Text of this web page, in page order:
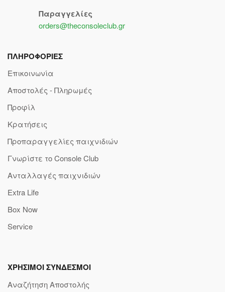
Παραγγελίες
orders@theconsoleclub.gr
ΠΛΗΡΟΦΟΡΙΕΣ
Επικοινωνία
Αποστολές - Πληρωμές
Προφίλ
Κρατήσεις
Προπαραγγελίες παιχνιδιών
Γνωρίστε το Console Club
Ανταλλαγές παιχνιδιών
Extra Life
Box Now
Service
ΧΡΗΣΙΜΟΙ ΣΥΝΔΕΣΜΟΙ
Αναζήτηση Αποστολής